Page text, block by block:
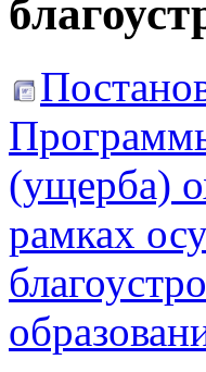
(ущерба)
рамках